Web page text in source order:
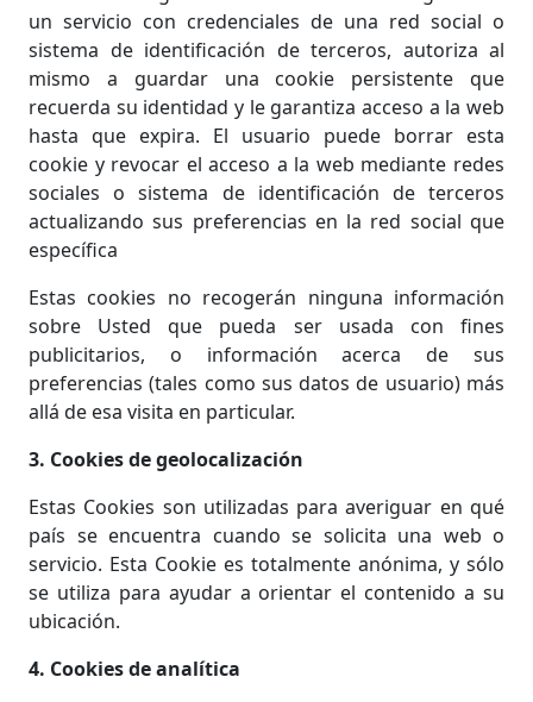
un servicio con credenciales de una red social o
sistema de identificación de terceros, autoriza al
mismo a guardar una cookie persistente que
recuerda su identidad y le garantiza acceso a la web
hasta que expira. El usuario puede borrar esta
cookie y revocar el acceso a la web mediante redes
sociales o sistema de identificación de terceros
actualizando sus preferencias en la red social que
específica
Estas cookies no recogerán ninguna información
sobre Usted que pueda ser usada con fines
publicitarios, o información acerca de sus
preferencias (tales como sus datos de usuario) más
allá de esa visita en particular.
3. Cookies de geolocalización
Estas Cookies son utilizadas para averiguar en qué
país se encuentra cuando se solicita una web o
servicio. Esta Cookie es totalmente anónima, y sólo
se utiliza para ayudar a orientar el contenido a su
ubicación.
4. Cookies de analítica